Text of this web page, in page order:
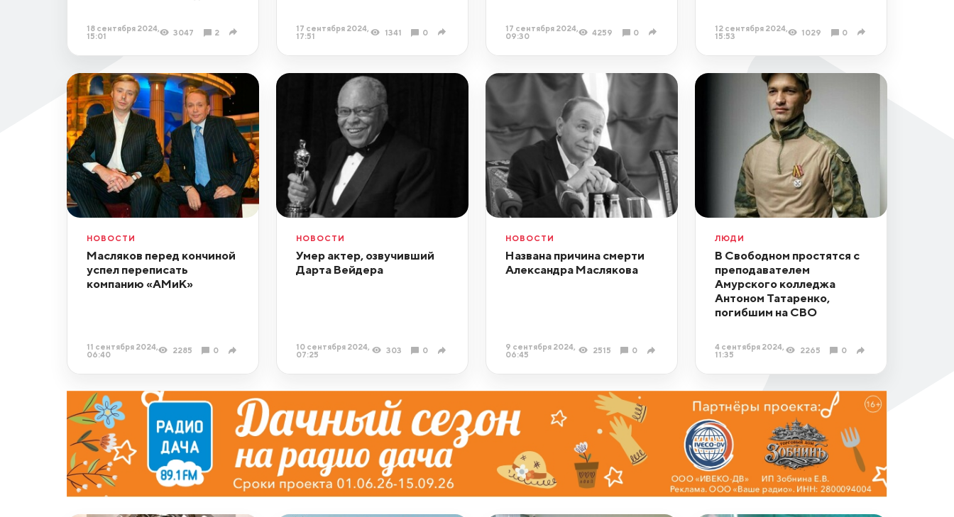
18 сентября 2024,
15:01
3047 2
17 сентября 2024,
17:51
1341 0
17 сентября 2024,
09:30
4259 0
12 сентября 2024,
15:53
1029 0
НОВОСТИ
Масляков перед кончиной
успел переписать
компанию «АМиК»
11 сентября 2024,
06:40
2285 0
НОВОСТИ
Умер актер, озвучивший
Дарта Вейдера
10 сентября 2024,
07:25
303 0
НОВОСТИ
Названа причина смерти
Александра Маслякова
9 сентября 2024,
06:45
2515 0
ЛЮДИ
В Свободном простятся с
преподавателем
Амурского колледжа
Антоном Татаренко,
погибшим на СВО
4 сентября 2024,
11:35
2265 0